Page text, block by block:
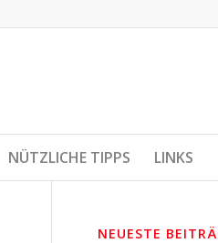
NÜTZLICHE TIPPS LINKS
NEUESTE